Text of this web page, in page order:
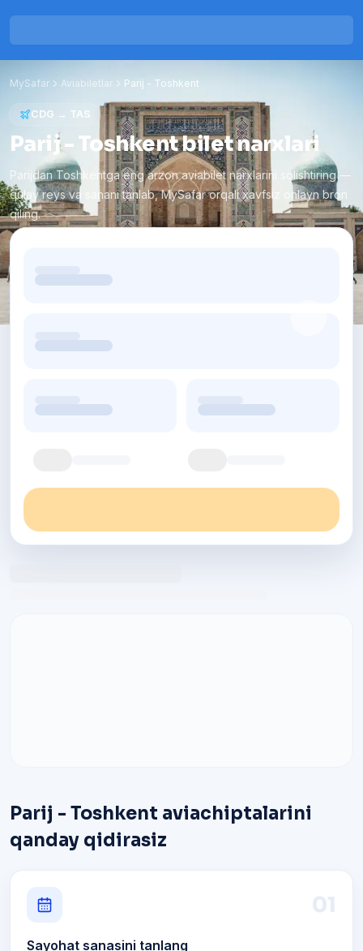
MySafar Aviabiletlar Parij - Toshkent
CDG → TAS
Parij - Toshkent bilet narxlari
Parijdan Toshkentga eng arzon aviabilet narxlarini solishtiring —
qulay reys va sanani tanlab, MySafar orqali xavfsiz onlayn bron
qiling.
Parij - Toshkent aviachiptalarini
qanday qidirasiz
01
Sayohat sanasini tanlang